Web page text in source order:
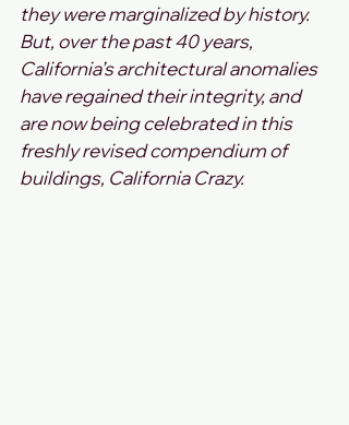
they were marginalized by history.
But, over the past 40 years,
California’s architectural anomalies
have regained their integrity, and
are now being celebrated in this
freshly revised compendium of
buildings, California Crazy.